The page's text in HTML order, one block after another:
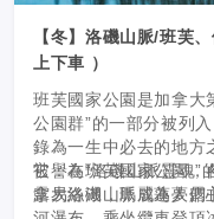
【冬】洛磯山脈/班芙
上下車 ）
班芙國家公園是加拿大
公園群”的一部分被列
錄為一生中必去的地方
它：在班芙國家公園，
拿大洛磯山脈成為人們
被譽為“洛磯山脈靈魂”
露易絲湖，瑪麗蓮夢露